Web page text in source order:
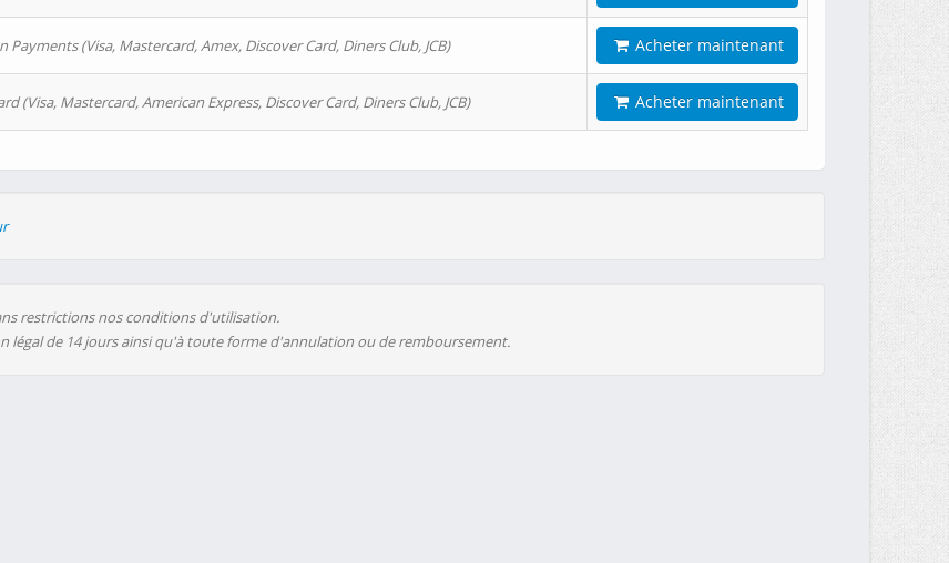
(Visa, Mastercard, Amex, Discover Card, Diners Club, JCB) Acheter maintenant
(Visa, Mastercard, American Express, Discover Card, Diners Club, JCB) Acheter maintenant
restrictions nos conditions d'utilisation.
légal de 14 jours ainsi qu'à toute forme d'annulation ou de remboursement.